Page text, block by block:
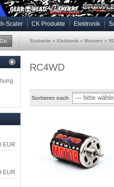
Scaler CK Produkte Elektronik
Go Startseite » Elektronik » Motoren »
RC4WD
Sortieren nach
EUR
EUR